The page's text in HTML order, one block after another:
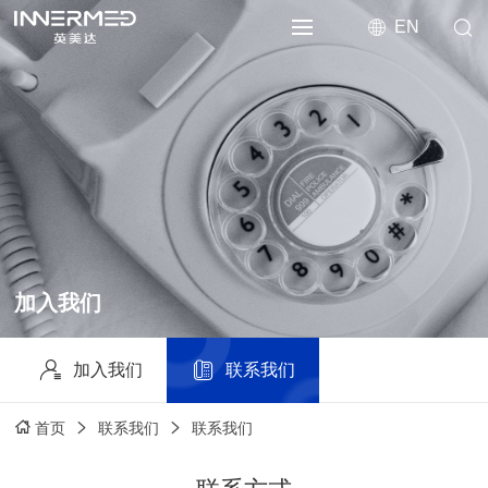
EN
加入我们
加入我们 联系我们
首页 联系我们 联系我们